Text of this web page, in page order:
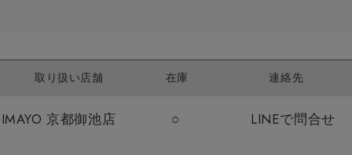
取り扱い店舗 在庫 連絡先
IMAYO 京都御池店 ○ LINEで問合せ